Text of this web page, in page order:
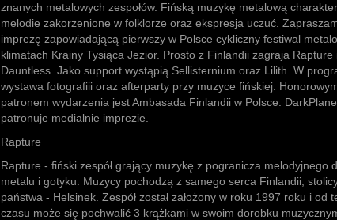
znanych metalowych zespołów. Fińską muzykę metalową
melodie zakorzenione w folklorze oraz ekspresja uczuć.
imprezę zapowiadającą pierwszy w Polsce cykliczny festiwal
klimatach Krainy Tysiąca Jezior. Prosto z Finlandii zagraja Rapture
Dauntless. Jako support wystąpią Sellisternium oraz Lilith. W
wystawa fotografiii oraz afterparty przy muzyce fińskiej.
patronem wydarzenia jest Ambasada Finlandii w Polsce.
patronuje medialnie imprezie.
Rapture
Rapture - fiński zespół grający muzykę z pogranicza melodyjnego
metalu i gotyku. Muzycy pochodzą z samego serca Finlandii,
państwa - Helsinek. Zespół został założony w roku 1997 roku i od
czasu może się pochwalić 3 krążkami w swoim dorobku